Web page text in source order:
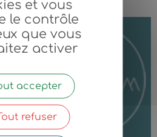
et vous
le contrôle
que vous
activer
accepter
refuser